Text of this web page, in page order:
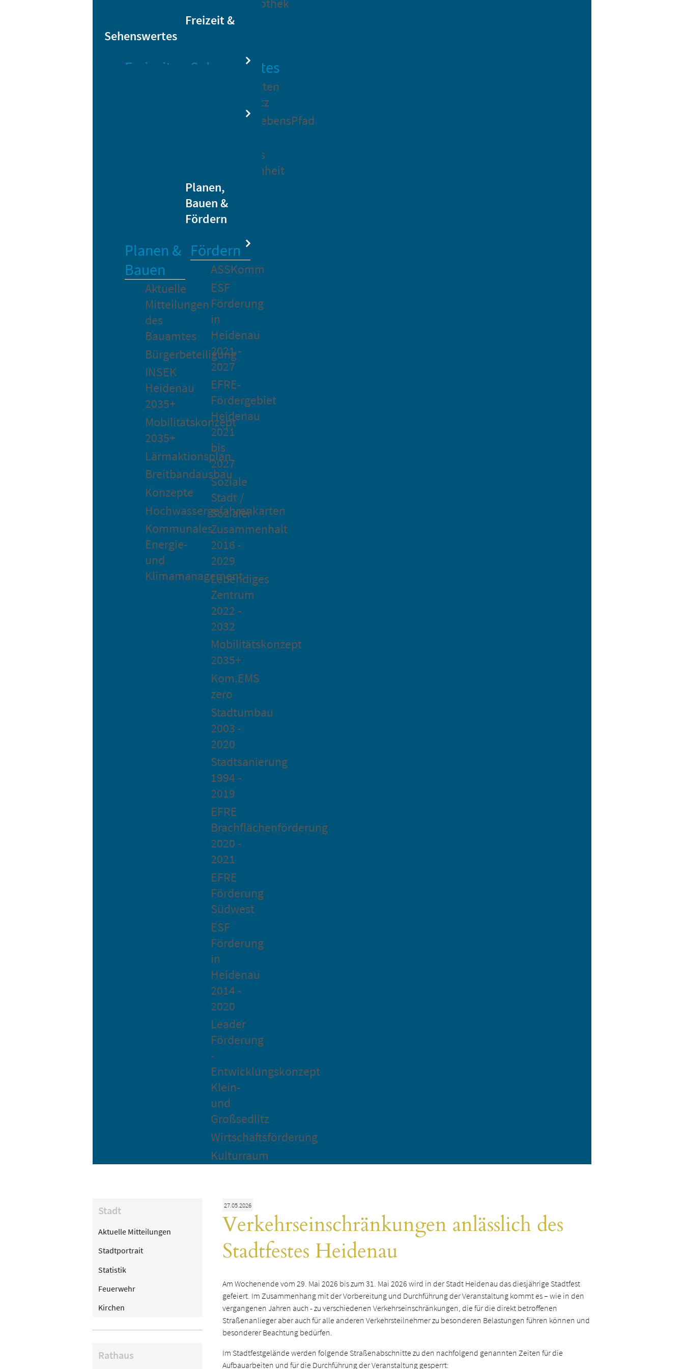
Bikesharing
Stadtbibliothek
Freizeit &
Sehenswertes
Freizeit
Heidenauer
Musiknacht
Sehenswertes
Barockgarten
Großsedlitz
MärchenLebensPfad
Heidenaus
Vergangenheit
Planen,
Bauen &
Fördern
Planen &
Bauen
Aktuelle
Mitteilungen
des
Bauamtes
Bürgerbeteiligung
INSEK
Heidenau
2035+
Mobilitätskonzept
2035+
Lärmaktionsplan
Breitbandausbau
Konzepte
Hochwassergefahrenkarten
Kommunales
Energie-
und
Klimamanagement
Fördern
ASSKomm
ESF
Förderung
in
Heidenau
2021 -
2027
EFRE-
Fördergebiet
Heidenau
2021
bis
2027
Soziale
Stadt /
Sozialer
Zusammenhalt
2016 -
2029
Lebendiges
Zentrum
2022 -
2032
Mobilitätskonzept
2035+
Kom.EMS
zero
Stadtumbau
2003 -
2020
Stadtsanierung
1994 -
2019
EFRE
Brachflächenförderung
2020 -
2021
EFRE
Förderung
Südwest
ESF
Förderung
in
Heidenau
2014 -
2020
Leader
Förderung
-
Entwicklungskonzept
Klein-
und
Großsedlitz
Wirtschaftsförderung
Kulturraum
Stadt
Aktuelle Mitteilungen
Stadtportrait
Statistik
Feuerwehr
Kirchen
Rathaus
27.05.2026
Verkehrseinschränkungen anlässlich des
Stadtfestes Heidenau
Am Wochenende vom 29. Mai 2026 bis zum 31. Mai 2026 wird in der Stadt Heidenau das diesjährige Stadtfest
gefeiert. Im Zusammenhang mit der Vorbereitung und Durchführung der Veranstaltung kommt es – wie in den
vergangenen Jahren auch - zu verschiedenen Verkehrseinschränkungen, die für die direkt betroffenen
Straßenanlieger aber auch für alle anderen Verkehrsteilnehmer zu besonderen Belastungen führen können und
besonderer Beachtung bedürfen.
Im Stadtfestgelände werden folgende Straßenabschnitte zu den nachfolgend genannten Zeiten für die
Aufbauarbeiten und für die Durchführung der Veranstaltung gesperrt: